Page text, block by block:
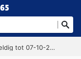
tot 07-10-2025